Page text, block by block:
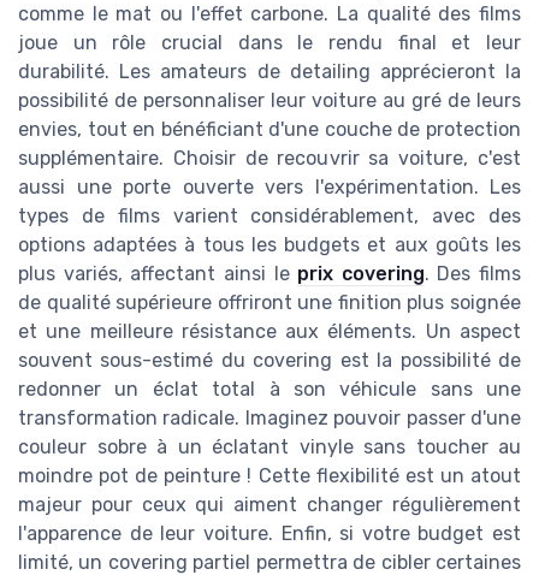
comme le mat ou l'effet carbone. La qualité des films
joue un rôle crucial dans le rendu final et leur
durabilité. Les amateurs de detailing apprécieront la
possibilité de personnaliser leur voiture au gré de leurs
envies, tout en bénéficiant d'une couche de protection
supplémentaire. Choisir de recouvrir sa voiture, c'est
aussi une porte ouverte vers l'expérimentation. Les
types de films varient considérablement, avec des
options adaptées à tous les budgets et aux goûts les
plus variés, affectant ainsi le prix covering. Des films
de qualité supérieure offriront une finition plus soignée
et une meilleure résistance aux éléments. Un aspect
souvent sous-estimé du covering est la possibilité de
redonner un éclat total à son véhicule sans une
transformation radicale. Imaginez pouvoir passer d'une
couleur sobre à un éclatant vinyle sans toucher au
moindre pot de peinture ! Cette flexibilité est un atout
majeur pour ceux qui aiment changer régulièrement
l'apparence de leur voiture. Enfin, si votre budget est
limité, un covering partiel permettra de cibler certaines